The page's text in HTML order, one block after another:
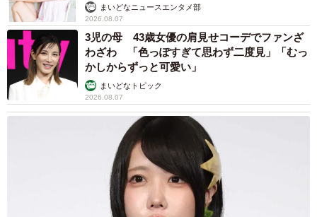
水色をイメージ、正解は白だったのですが…。
一番驚いたのは、くるん君の好きなものがピタリ当たっ
たことでした。「青いボールでとても楽しそうに遊んでい
る様子」が浮かんだのですが、飼い主さんいわく「ボール
遊びが大好きで、特に好きなのは卵型をした青いボー
ル」。飼い主さんからの初めてのプレゼントで、そればか
りで遊ぶから汚れてしまい、同じものをもう一つ買うほど
お気に入りなんだそうです。
他にも飼い主さんの車がミニバンや1BOXではなく車高の
まいどなニュースエンタメ部
2026.08.07
3児の母 43歳女優の肩見せコーデでファンざ
わざわ 「色っぽすぎて思わず二度見」「むっ
かしからずっと可愛い」
まいどなトピック
2026.08.07